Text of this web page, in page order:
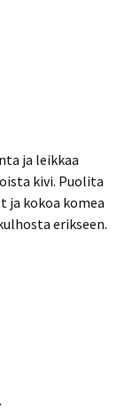
ja leikkaa
kivi. Puolita
ja kokoa komea
erikseen.